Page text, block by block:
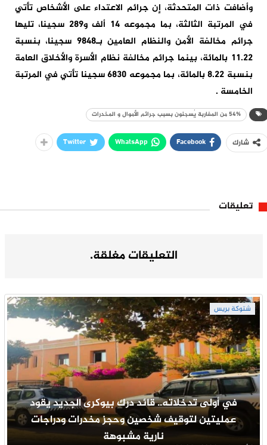
وأضافت ذات المتحدثة، إن جرائم الاعتداء على الأشخاص تأتي
في المرتبة الثالثة، بما مجموعه 14 ألف و289 سجينا، تليها
جرائم مخالفة الأمن والنظام العامين بـ9848 سجينا، بنسبة
11.22 بالمائة، بينما جرائم مخالفة نظام الأسرة والأخلاق العامة
بنسبة 8.22 بالمائة، بما مجموعه 6830 سجينا تأتي في المرتبة
الخامسة .
54% من المغاربة يُسجنون بسبب جرائم الأموال و المخدرات
شارك Facebook
WhatsApp
Twitter
تعليقات
التعليقات مغلقة.
شتوكة بريس
في أولى تدخلاته.. قائد درك بيوكرى الجديد يقود
عمليتين لتوقيف شخصين وحجز مخدرات ودراجات
نارية مشبوهة